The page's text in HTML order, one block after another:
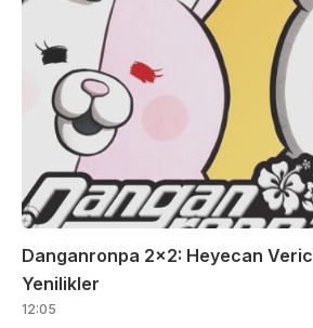
Danganronpa 2×2: Heyecan
Yenilikler
12:05